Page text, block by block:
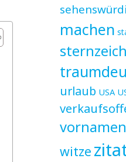
machen
urlaub USA
vornamen
witze